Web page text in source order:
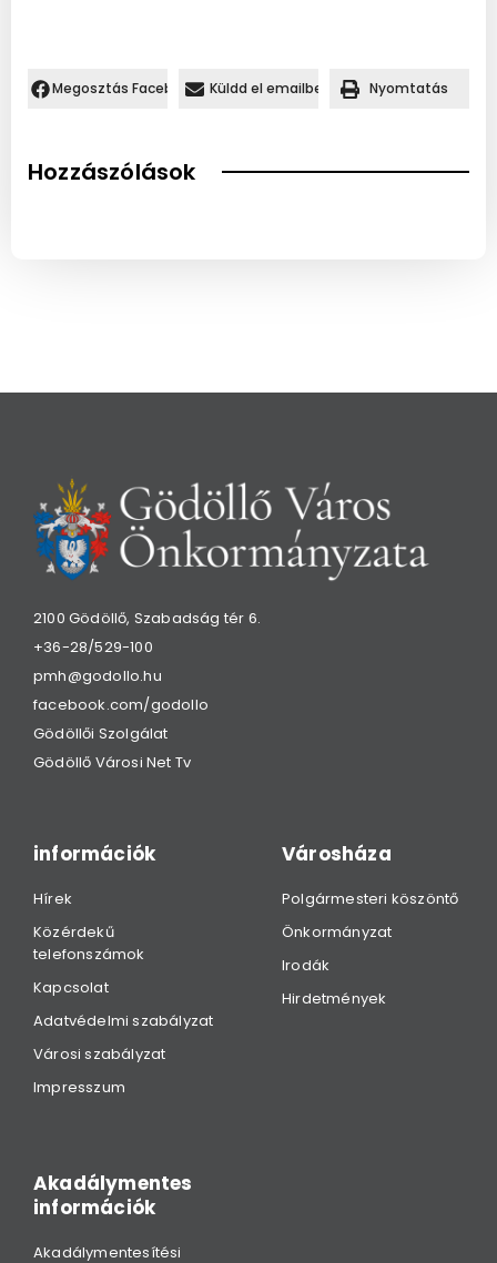
Megosztás Facebookon.Küldd el emailben Nyomtatás
Hozzászólások
2100 Gödöllő, Szabadság tér 6.
+36-28/529-100
pmh@godollo.hu
facebook.com/godollo
Gödöllői Szolgálat
Gödöllő Városi Net Tv
információk
Hírek
Közérdekű
telefonszámok
Kapcsolat
Adatvédelmi szabályzat
Városi szabályzat
Impresszum
Városháza
Polgármesteri köszöntő
Önkormányzat
Irodák
Hirdetmények
Akadálymentes
információk
Akadálymentesítési